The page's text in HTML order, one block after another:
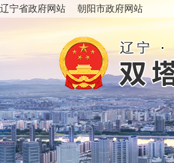
辽宁省政府网站 朝阳市政府网站